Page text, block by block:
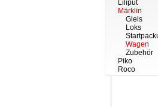
Liliput
Märklin
Gleis
Loks
Wagen
Zubehör
Piko
Roco